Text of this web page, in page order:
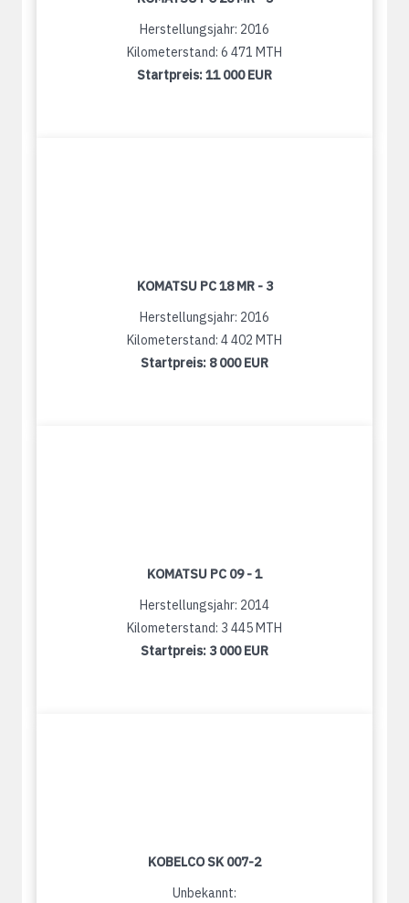
Herstellungsjahr: 2016
Kilometerstand: 6 471 MTH
Startpreis:11 000 EUR
KOMATSU PC 18 MR - 3
Herstellungsjahr: 2016
Kilometerstand: 4 402 MTH
Startpreis: 8 000 EUR
KOMATSU PC 09 - 1
Herstellungsjahr: 2014
Kilometerstand: 3 445 MTH
Startpreis: 3 000 EUR
KOBELCO SK 007-2
Unbekannt: